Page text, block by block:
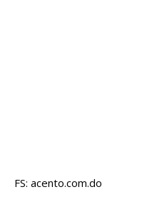
FS: acento.com.do